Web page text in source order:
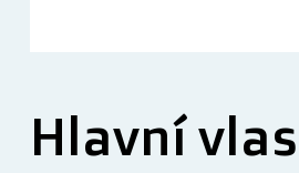
Hlavní